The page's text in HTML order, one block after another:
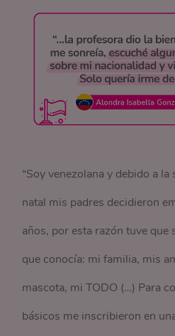
“Soy venezolana y debido a
natal mis padres decidieron
años, por esta razón tuve que
que conocía: mi familia, mis
mascota, mi TODO (…) Para
básicos me inscribieron en